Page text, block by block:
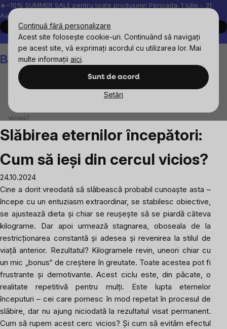
Continuă fără personalizare
Acest site folosește cookie-uri. Continuând să navigați
pe acest site, vă exprimați acordul cu utilizarea lor. Mai
multe informații aici.
Sunt de acord
Setări
Treci
la
conținut
☀️−10% SUMMER SALE pentru toate produsele! Perioada: 1 Iulie - 31
August, 2026.
Cumpără acum
Peste 200.000 de recenzii verificate
Produsele noastre sunt
Coş
de
vicios?
Slăbirea eternilor începători:
Cum să ieși din cercul vicios?
24.10.2024
Cine a dorit vreodată să slăbească probabil cunoaște asta –
începe cu un entuziasm extraordinar, se stabilesc obiective,
se ajustează dieta și chiar se reușește să se piardă câteva
kilograme. Dar apoi urmează stagnarea, oboseala de la
restricționarea constantă și adesea și revenirea la stilul de
viață anterior. Rezultatul? Kilogramele revin, uneori chiar cu
un mic „bonus“ de creștere în greutate. Toate acestea pot fi
frustrante și demotivante. Acest ciclu este, din păcate, o
realitate repetitivă pentru mulți. Este lupta eternelor
începuturi – cei care pornesc în mod repetat în procesul de
slăbire, dar nu ajung niciodată la rezultatul visat permanent.
Cum să rupem acest cerc vicios? Și cum să evităm efectul